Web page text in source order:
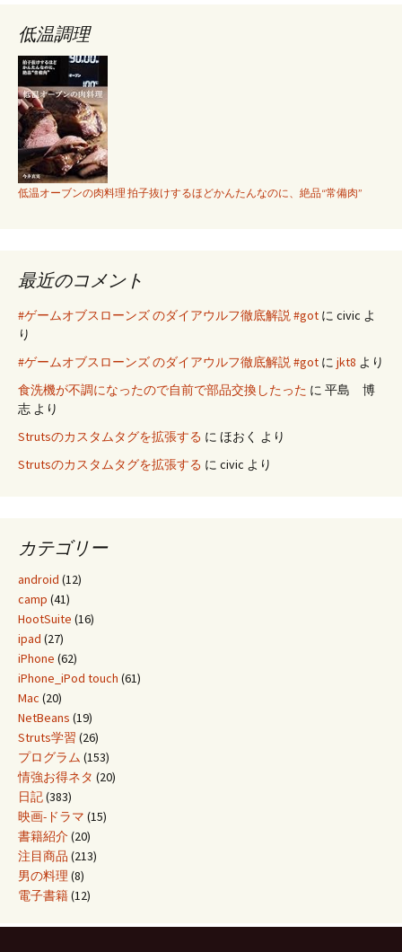
低温調理
低温オーブンの肉料理 拍子抜けするほどかんたんなのに、絶品“常備肉”
最近のコメント
#ゲームオブスローンズ のダイアウルフ徹底解説 #got に civic よ
り
#ゲームオブスローンズ のダイアウルフ徹底解説 #got に jkt8 より
食洗機が不調になったので自前で部品交換したった に 平島 博
志 より
Strutsのカスタムタグを拡張する に ほおく より
Strutsのカスタムタグを拡張する に civic より
カテゴリー
android (12)
camp (41)
HootSuite (16)
ipad (27)
iPhone (62)
iPhone_iPod touch (61)
Mac (20)
NetBeans (19)
Struts学習 (26)
プログラム (153)
情強お得ネタ (20)
日記(383)
映画-ドラマ (15)
書籍紹介(20)
注目商品 (213)
男の料理 (8)
電子書籍(12)